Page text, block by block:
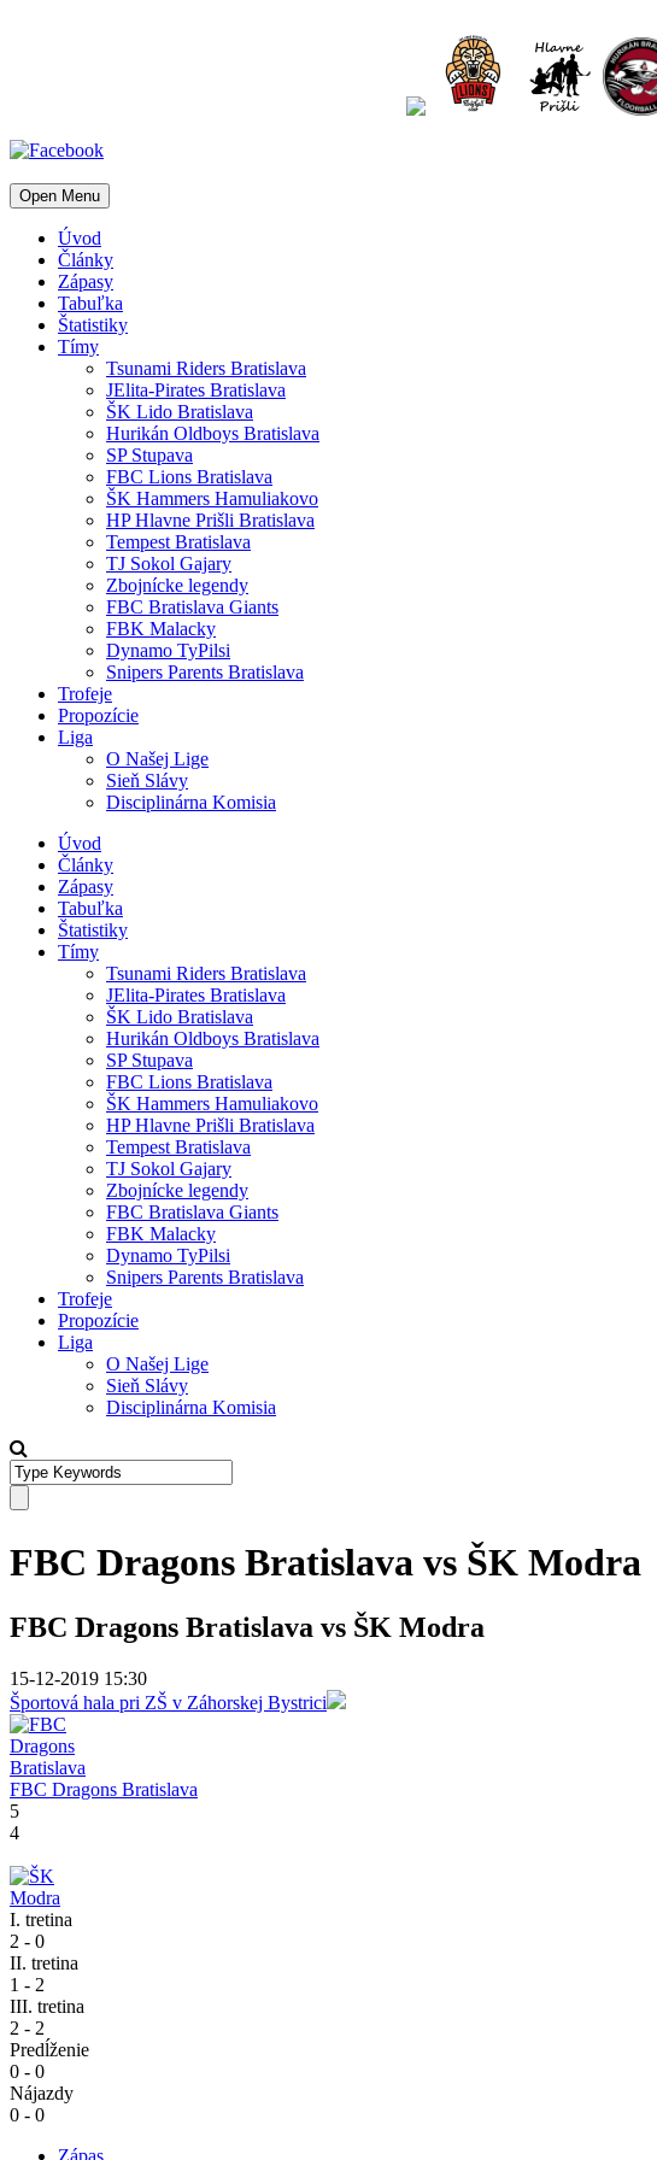
Open Menu
Úvod
Články
Zápasy
Tabuľka
Štatistiky
Tímy
Tsunami Riders Bratislava
JElita-Pirates Bratislava
ŠK Lido Bratislava
Hurikán Oldboys Bratislava
SP Stupava
FBC Lions Bratislava
ŠK Hammers Hamuliakovo
HP Hlavne Prišli Bratislava
Tempest Bratislava
TJ Sokol Gajary
Zbojnícke legendy
FBC Bratislava Giants
FBK Malacky
Dynamo TyPilsi
Snipers Parents Bratislava
Trofeje
Propozície
Liga
O Našej Lige
Sieň Slávy
Disciplinárna Komisia
Úvod
Články
Zápasy
Tabuľka
Štatistiky
Tímy
Tsunami Riders Bratislava
JElita-Pirates Bratislava
ŠK Lido Bratislava
Hurikán Oldboys Bratislava
SP Stupava
FBC Lions Bratislava
ŠK Hammers Hamuliakovo
HP Hlavne Prišli Bratislava
Tempest Bratislava
TJ Sokol Gajary
Zbojnícke legendy
FBC Bratislava Giants
FBK Malacky
Dynamo TyPilsi
Snipers Parents Bratislava
Trofeje
Propozície
Liga
O Našej Lige
Sieň Slávy
Disciplinárna Komisia
FBC Dragons Bratislava vs ŠK Modra
FBC Dragons Bratislava vs ŠK Modra
15-12-2019 15:30
Športová hala pri ZŠ v Záhorskej Bystrici
FBC Dragons Bratislava
5
4
I. tretina
2 - 0
II. tretina
1 - 2
III. tretina
2 - 2
Predĺženie
0 - 0
Nájazdy
0 - 0
Zápas